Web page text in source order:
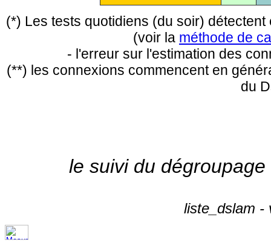
(*) Les tests quotidiens (du soir)
(voir la méthode de
- l'erreur sur l'estimation des
(**) les connexions commencent en
du
le suivi du
liste_dslam -